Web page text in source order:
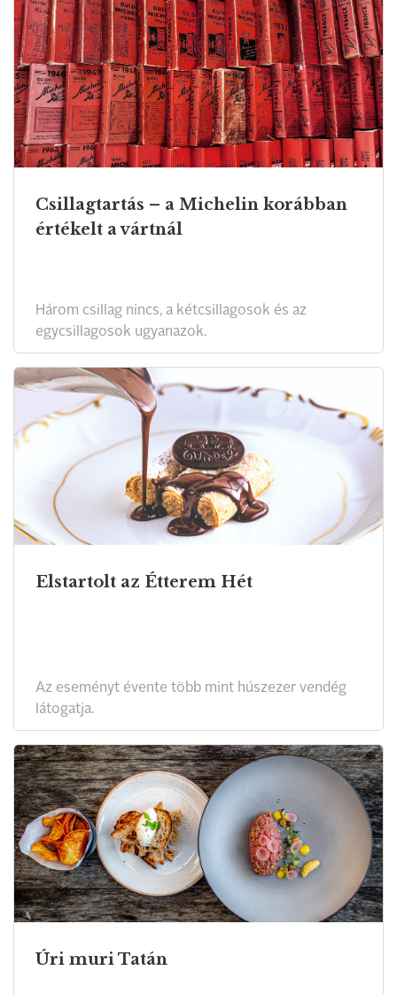
Csillagtartás – a Michelin korábban
értékelt a vártnál
Három csillag nincs, a kétcsillagosok és az
egycsillagosok ugyanazok.
Elstartolt az Étterem Hét
Az eseményt évente több mint húszezer vendég
látogatja.
Úri muri Tatán